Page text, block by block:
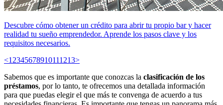
Descubre cómo obtener un crédito para abrir tu propio bar y hacer
realidad tu sueño emprendedor. Aprende los pasos clave y los
requisitos necesarios.
<1 2345678910111213>
Sabemos que es importante que conozcas la clasificación de los
préstamos, por lo tanto, te ofrecemos una detallada información
para que puedas elegir el que más te convenga de acuerdo a tus